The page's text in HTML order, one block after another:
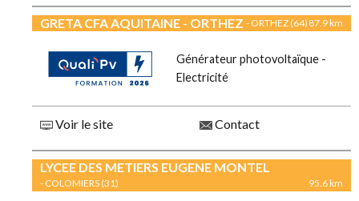
GRETA CFA AQUITAINE - ORTHEZ - ORTHEZ (64) 87.9 km
Générateur photovoltaïque -
Electricité
Voir le site Contact
LYCEE DES METIERS EUGENE MONTEL
- COLOMIERS (31) 95.6 km